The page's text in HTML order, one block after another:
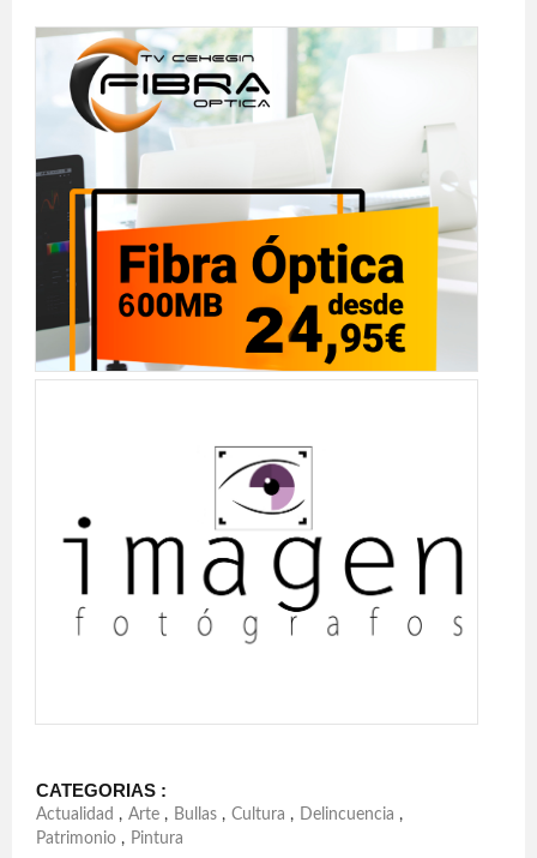
CATEGORIAS :
Actualidad , Arte , Bullas , Cultura , Delincuencia ,
Patrimonio , Pintura